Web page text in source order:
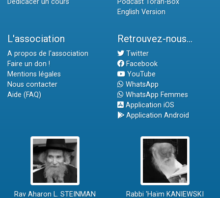
Dédicacer un cours
Podcast Torah-Box
English Version
L'association
A propos de l'association
Faire un don !
Mentions légales
Nous contacter
Aide (FAQ)
Retrouvez-nous...
Twitter
Facebook
YouTube
WhatsApp
WhatsApp Femmes
Application iOS
Application Android
Rav Aharon L. STEINMAN Rabbi 'Haïm KANIEWSKI